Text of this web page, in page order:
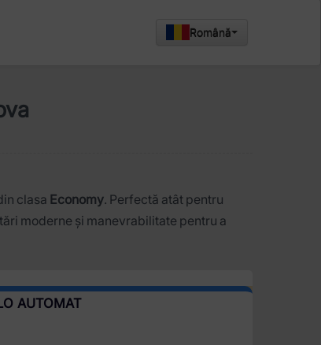
Română
clasa Economy. Perfectă atât pentru
moderne și manevrabilitate pentru a
AUTOMAT